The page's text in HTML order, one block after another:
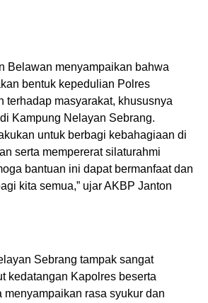
Belawan menyampaikan bahwa
bentuk kepedulian Polres
terhadap masyarakat, khususnya
Kampung Nelayan Sebrang.
untuk berbagi kebahagiaan di
serta mempererat silaturahmi
bantuan ini dapat bermanfaat dan
kita semua,” ujar AKBP Janton
Sebrang tampak sangat
kedatangan Kapolres beserta
menyampaikan rasa syukur dan